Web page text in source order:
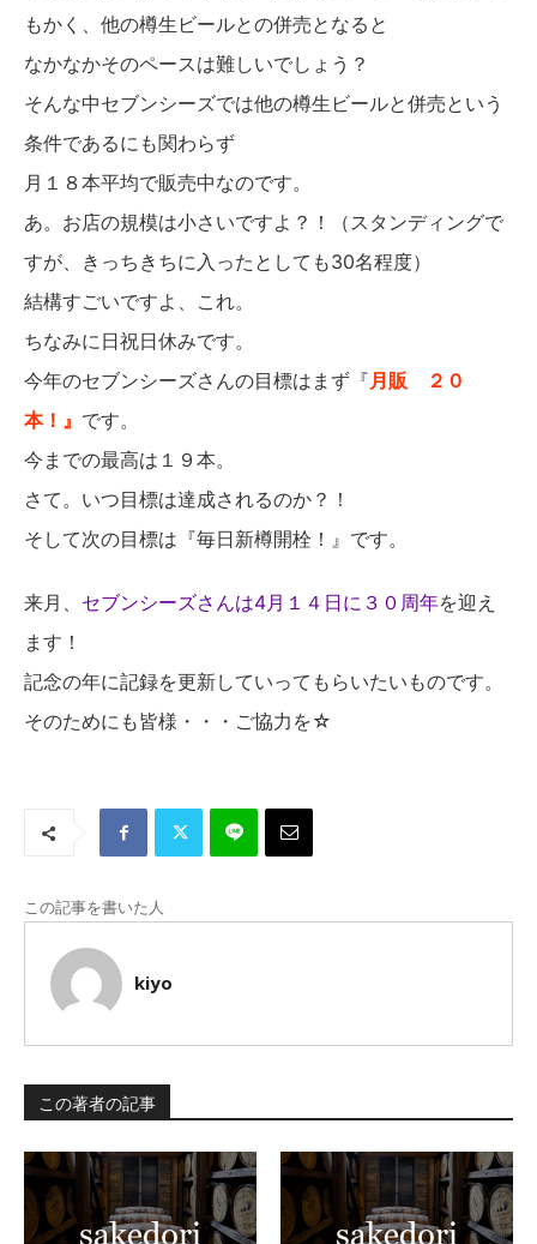
もかく、他の樽生ビールとの併売となると
なかなかそのペースは難しいでしょう？
そんな中セブンシーズでは他の樽生ビールと併売という
条件であるにも関わらず
月１８本平均で販売中なのです。
あ。お店の規模は小さいですよ？！（スタンディングで
すが、きっちきちに入ったとしても30名程度）
結構すごいですよ、これ。
ちなみに日祝日休みです。
今年のセブンシーズさんの目標はまず『月販 ２０
本！』 です。
今までの最高は１９本。
さて。いつ目標は達成されるのか？！
そして次の目標は『毎日新樽開栓！』です。
来月、 セブンシーズさんは4月１４日に３０周年を迎え
ます！
記念の年に記録を更新していってもらいたいものです。
そのためにも皆様・・・ご協力を☆
この記事を書いた人
kiyo
この著者の記事